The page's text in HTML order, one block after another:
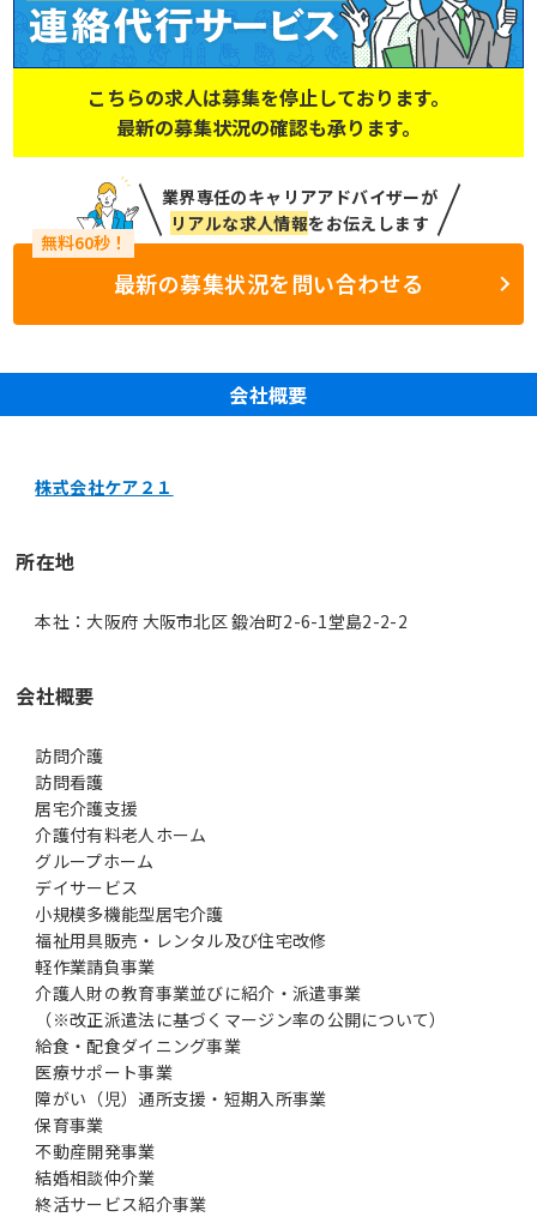
こちらの求人は募集を停止しております。
最新の募集状況の確認も承ります。
業界専任のキャリアアドバイザーが
リアルな求人情報をお伝えします
最新の募集状況を問い合わせる
会社概要
株式会社ケア２１
所在地
本社：大阪府 大阪市北区 鍛冶町2-6-1堂島2-2-2
会社概要
訪問介護
訪問看護
居宅介護支援
介護付有料老人ホーム
グループホーム
デイサービス
小規模多機能型居宅介護
福祉用具販売・レンタル及び住宅改修
軽作業請負事業
介護人財の教育事業並びに紹介・派遣事業
（※改正派遣法に基づくマージン率の公開について）
給食・配食ダイニング事業
医療サポート事業
障がい（児）通所支援・短期入所事業
保育事業
不動産開発事業
結婚相談仲介業
終活サービス紹介事業